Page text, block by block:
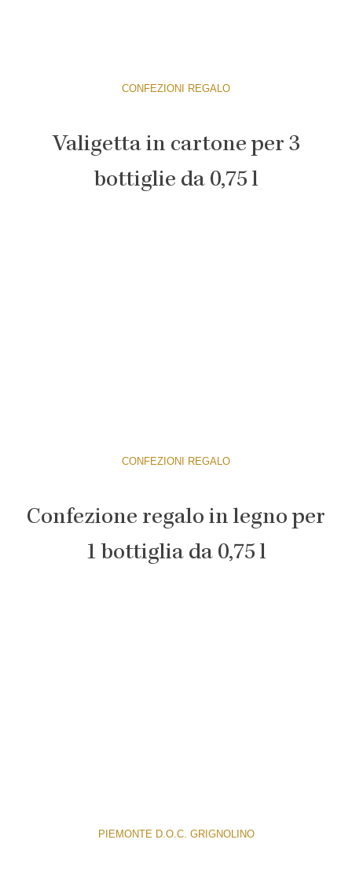
CONFEZIONI REGALO
Valigetta in cartone per 3
bottiglie da 0,75 l
CONFEZIONI REGALO
Confezione regalo in legno per
1 bottiglia da 0,75 l
PIEMONTE D.O.C. GRIGNOLINO